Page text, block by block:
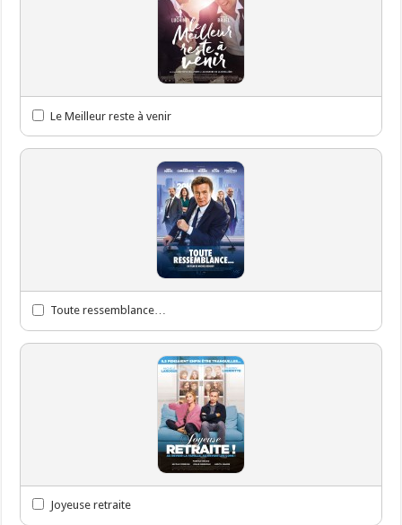
Le Meilleur reste à venir
Toute ressemblance…
Joyeuse retraite